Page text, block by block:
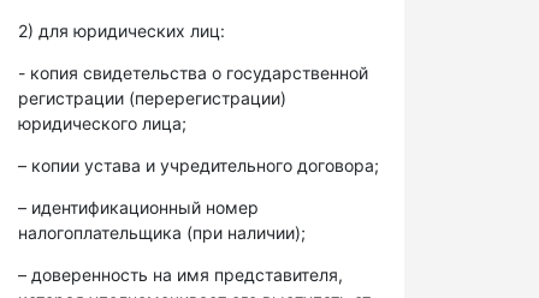
2) для юридических лиц:
- копия свидетельства о государственной
регистрации (перерегистрации)
юридического лица;
– копии устава и учредительного договора;
– идентификационный номер
налогоплательщика (при наличии);
– доверенность на имя представителя,